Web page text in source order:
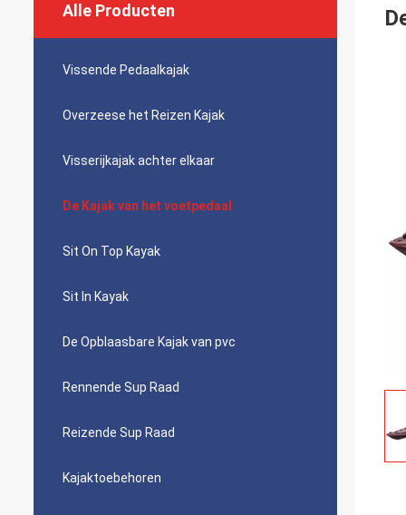
Alle Producten
Vissende Pedaalkajak
Overzeese het Reizen Kajak
Visserijkajak achter elkaar
De Kajak van het voetpedaal
Sit On Top Kayak
Sit In Kayak
De Opblaasbare Kajak van pvc
Rennende Sup Raad
Reizende Sup Raad
Kajaktoebehoren